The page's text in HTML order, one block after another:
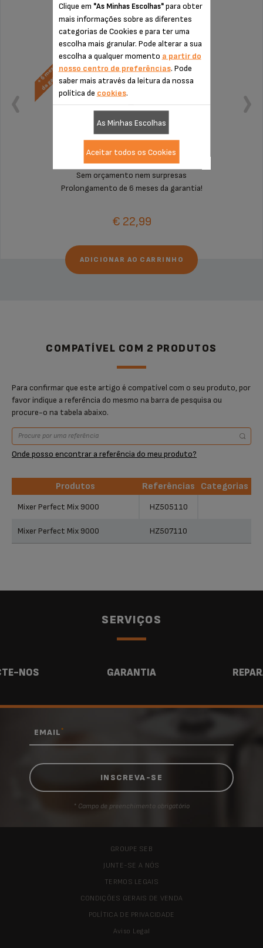
Sem orçamento nem surpresas
Prolongamento de 6 meses da garantia!
€ 22,99
ADICIONAR AO CARRINHO
COMPATÍVEL COM 2 PRODUTOS
Para confirmar que este artigo é compatível com o seu produto, por
favor indique a referência do mesmo na barra de pesquisa ou
procure-o na tabela abaixo.
Onde posso encontrar a referência do meu produto?
Produtos Referências
Categorias
Produtos
Mixer Perfect Mix 9000 HZ505110
Mixer Perfect Mix 9000 HZ507110
SERVIÇOS
NOS GARANTIA
EMAIL*
* Campo de preenchimento obrigatório
GROUPE SEB
JUNTE-SE A NÓS
TERMOS LEGAIS
CONDIÇÕES GERAIS DE VENDA
POLÍTICA DE PRIVACIDADE
Aviso Legal
Clique em "As Minhas Escolhas"para obter
mais informações sobre as diferentes
categorias de Cookies e para ter uma
escolha mais granular. Pode alterar a sua
escolha a qualquer momento a partir do
nosso centro de preferências. Pode
saber mais através da leitura da nossa
política de cookies.
As Minhas Escolhas
Aceitar todos os Cookies